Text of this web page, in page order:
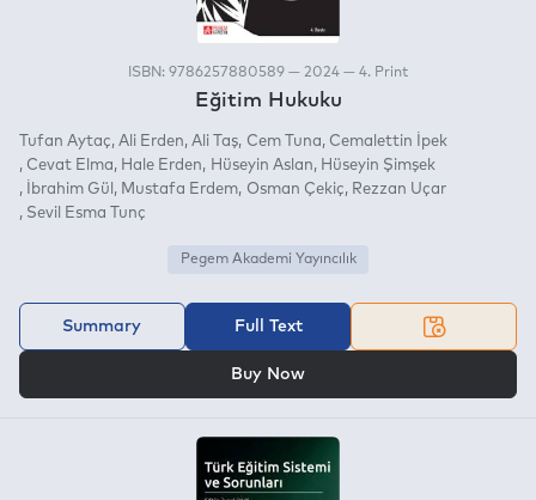
ISBN: 9786257880589 — 2024 — 4. Print
Eğitim Hukuku
Tufan Aytaç Ali Erden Ali Taş Cem Tuna
Cemalettin İpek
Cevat Elma
Hale Erden Hüseyin Aslan
Hüseyin Şimşek
İbrahim Gül
Mustafa Erdem Osman Çekiç
Rezzan Uçar
Sevil Esma Tunç
Pegem Akademi Yayıncılık
Summary Full Text
Buy Now